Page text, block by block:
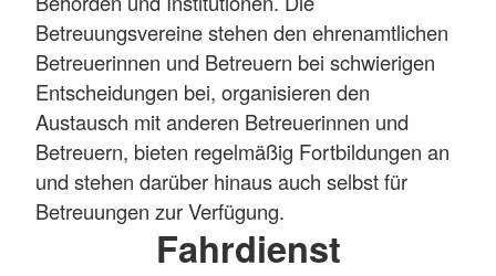
Betreuungsvereine stehen den ehrenamtlichen
Betreuerinnen und Betreuern bei schwierigen
Entscheidungen bei, organisieren den
Austausch mit anderen Betreuerinnen und
Betreuern, bieten regelmäßig Fortbildungen an
und stehen darüber hinaus auch selbst für
Betreuungen zur Verfügung.
Fahrdienst